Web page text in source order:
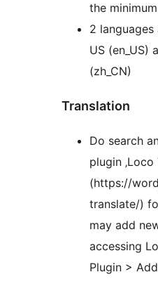
the
2 languages
US (en_US)
(zh_CN)
Translation
Do search
plugin ‚Loco
(https://
translate/)
may add
accessing
Plugin >